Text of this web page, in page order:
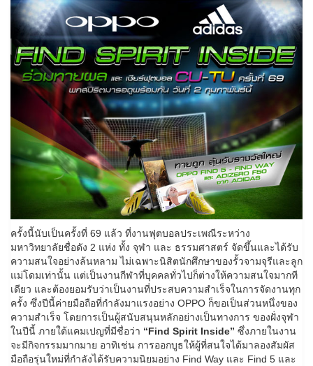
ครั้งนี้นับเป็นครั้งที่ 69 แล้ว ที่งานฟุตบอลประเพณีระหว่าง
มหาวิทยาลัยชื่อดัง 2 แห่ง ทั้ง จุฬา และ ธรรมศาสตร์ จัดขึ้นและได้รับ
ความสนใจอย่างล้นหลาม ไม่เฉพาะนิสิตนักศึกษาของรั้วจามจุรีและลูก
แม่โดมเท่านั้น แต่เป็นงานกีฬาที่บุคคลทั่วไปก็ต่างให้ความสนใจมากที
เดียว และต้องยอมรับว่าเป็นงานที่ประสบความสำเร็จในการจัดงานทุก
ครั้ง ซึ่งปีนี้ค่ายมือถือที่กำลังมาแรงอย่าง OPPO ก็ขอเป็นส่วนหนึ่งของ
ความสำเร็จ โดยการเป็นผู้สนับสนุนหลักอย่างเป็นทางการ ของฝั่งจุฬา
ในปีนี้ ภายใต้แคมเปญที่มีชื่อว่า “Find Spirit Inside” ซึ่งภายในงาน
จะมีกิจกรรมมากมาย อาทิเช่น การออกบูธให้ผู้ที่สนใจได้มาลองสัมผัส
มือถือรุ่นใหม่ที่กำลังได้รับความนิยมอย่าง Find Way และ Find 5 และ